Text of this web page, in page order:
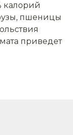
калорий
пшеницы
приведет